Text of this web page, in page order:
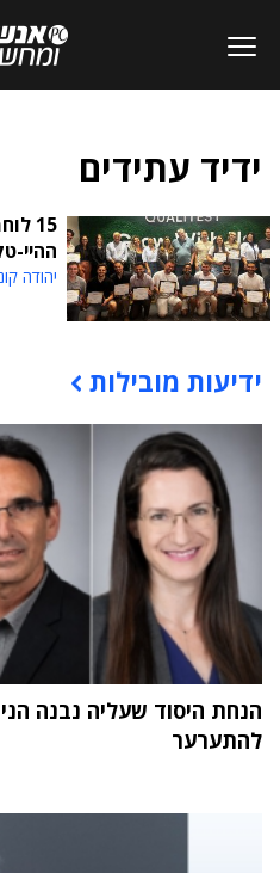
ידיד עתידים
15
ההיי-
יהודה
תוכן פרסומי
ידיעות מובילות
הנחת היסוד שעליה נבנה
להתערער